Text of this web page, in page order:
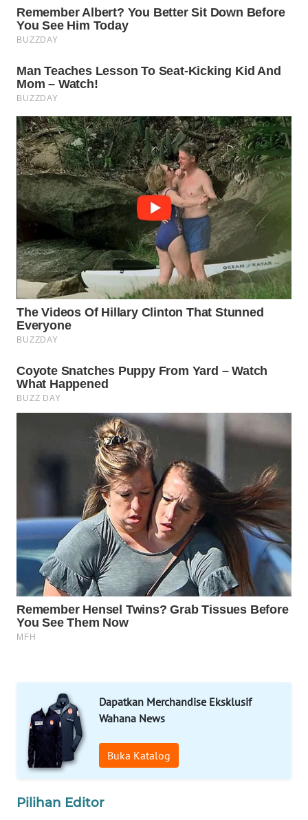
Dapatkan Merchandise Eksklusif
Wahana News
Buka Katalog
Pilihan Editor
BORNEO
Wahana
Group
WAHANA
NEWS
WAHANA
TANI
WAHANA
ADVOKAT
WAHANA
INFRASTRUKTUR
WAHANA
KONSUMEN
LISTRIK
WAHANA
WAHANA
WAHANANEWS
ID
WAHANANEWS
CO ID
WAHANANEWS
NET
WAHANA
UMKM
WAHANA
SELEB